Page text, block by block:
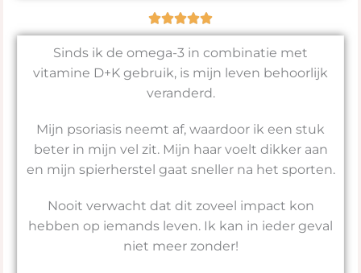
Sinds ik de omega-3 in combinatie met
vitamine D+K gebruik, is mijn leven behoorlijk
veranderd.
Mijn psoriasis neemt af, waardoor ik een stuk
beter in mijn vel zit. Mijn haar voelt dikker aan
en mijn spierherstel gaat sneller na het sporten.
Nooit verwacht dat dit zoveel impact kon
hebben op iemands leven. Ik kan in ieder geval
niet meer zonder!